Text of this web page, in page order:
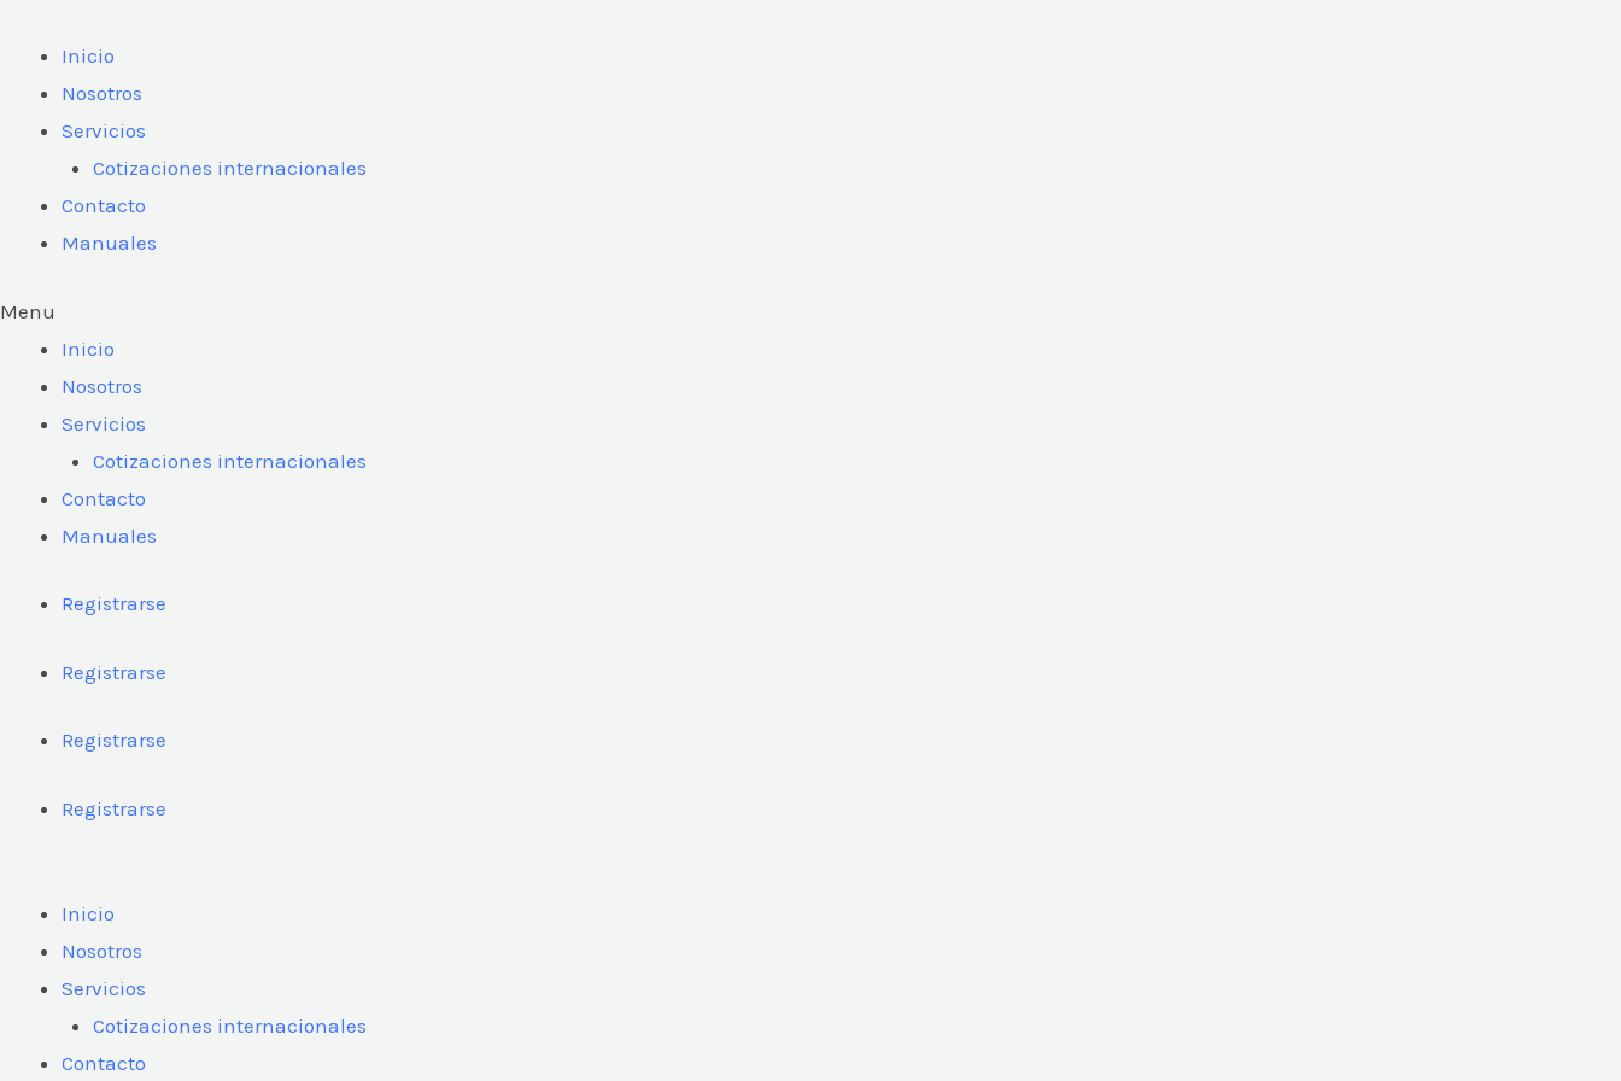
contenido
Inicio
Nosotros
Servicios
Cotizaciones internacionales
Contacto
Manuales
Menu
Inicio
Nosotros
Servicios
Cotizaciones internacionales
Contacto
Manuales
Registrarse
Registrarse
Registrarse
Registrarse
Inicio
Nosotros
Servicios
Cotizaciones internacionales
Contacto